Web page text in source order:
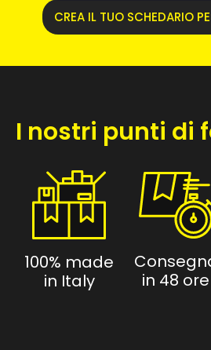
CREA IL TUO SCHEDARIO
I nostri punti di
100% made
in Italy
in 48 ore